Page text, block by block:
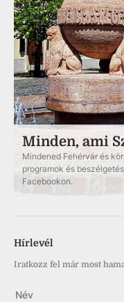
Minden, ami
Mindened Fehérvár és
programok és
Facebookon.
Hírlevél
Iratkozz fel már most